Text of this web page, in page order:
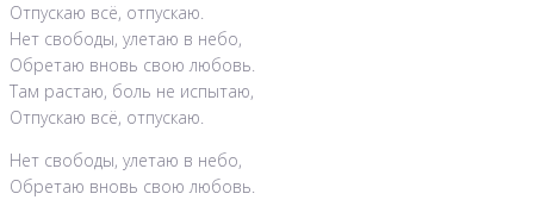
Отпускаю всё, отпускаю.
Нет свободы, улетаю в небо,
Обретаю вновь свою любовь.
Там растаю, боль не испытаю,
Отпускаю всё, отпускаю.
Нет свободы, улетаю в небо,
Обретаю вновь свою любовь.